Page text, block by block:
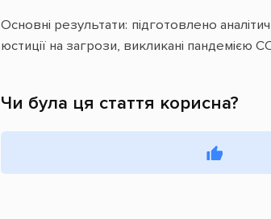
Основні результати: підготовлено
юстиції на загрози, викликані пандемією
Чи була ця стаття корисна?